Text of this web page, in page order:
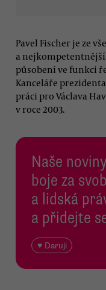
Pavel Fischer je ze
a
působení ve funkci
Kanceláře
práci pro Václava
v roce 2003.
Naše
boje za
a lidská
a přidejte
♥ Daruji